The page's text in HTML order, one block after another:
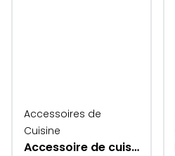
Accessoires de
Cuisine
Accessoire de cuisine haricot rangement